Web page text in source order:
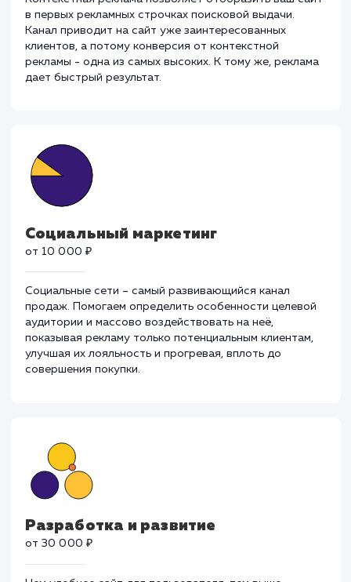
Контекстная реклама
от 15 000 ₽
в первых рекламных строчках поисковой выдачи.
Канал приводит на сайт уже заинтересованных
клиентов, а потому конверсия от контекстной
рекламы - одна из самых высоких. К тому же,
Социальные сети – самый развивающийся канал
продаж. Помогаем определить особенности целевой
аудитории и массово воздействовать на неё,
улучшая их лояльность и прогревая, вплоть до
совершения покупки.